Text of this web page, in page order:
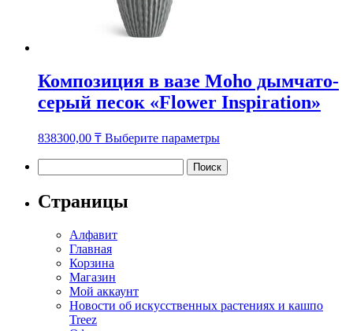
Композиция в вазе Moho дымчато-
серый песок «Flower Inspiration»
838300,00 ₸ Выберите параметры
имеет
несколько
Страницы
Алфавит
Главная
Корзина
Магазин
Мой аккаунт
Новости об искусственных растениях и кашпо
Treez